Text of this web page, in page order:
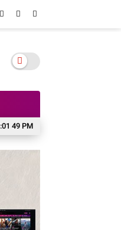
49 PM
Kontingen Pramuka Mura Siap